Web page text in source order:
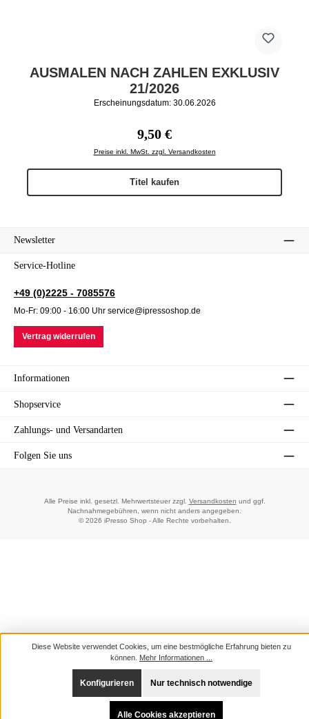
AUSMALEN NACH ZAHLEN EXKLUSIV
21/2026
Erscheinungsdatum: 30.06.2026
Regulärer Preis:
9,50 €
Preise inkl. MwSt. zzgl. Versandkosten
Titel kaufen
Newsletter
Service-Hotline
+49 (0)2225 - 7085576
Mo-Fr: 09:00 - 16:00 Uhr service@ipressoshop.de
Vertrag widerrufen
Informationen
Shopservice
Zahlungs- und Versandarten
Folgen Sie uns
Alle Preise inkl. gesetzl. Mehrwertsteuer zzgl. Versandkosten und ggf.
Nachnahmegebühren, wenn nicht anders angegeben.
© 2026 iPresso Shop - Alle Rechte vorbehalten.
Diese Website verwendet Cookies, um eine bestmögliche Erfahrung bieten zu
können. Mehr Informationen ...
Nur technisch notwendige
Konfigurieren
Alle Cookies akzeptieren